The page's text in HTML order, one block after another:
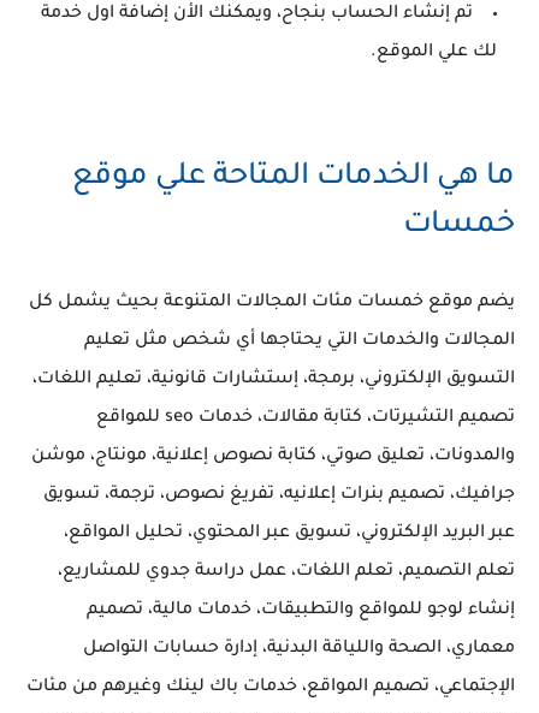
تم إنشاء الحساب بنجاح، ويمكنك الأن إضافة اول خدمة
لك علي الموقع.
ما هي الخدمات المتاحة علي موقع
خمسات
يضم موقع خمسات مئات المجالات المتنوعة بحيث يشمل كل
المجالات والخدمات التي يحتاجها أي شخص مثل تعليم
التسويق الإلكتروني، برمجة، إستشارات قانونية، تعليم اللغات،
تصميم التشيرتات، كتابة مقالات، خدمات seo للمواقع
والمدونات، تعليق صوتي، كتابة نصوص إعلانية، مونتاج، موشن
جرافيك، تصميم بنرات إعلانيه، تفريغ نصوص، ترجمة، تسويق
عبر البريد الإلكتروني، تسويق عبر المحتوي، تحليل المواقع،
تعلم التصميم، تعلم اللغات، عمل دراسة جدوي للمشاريع،
إنشاء لوجو للمواقع والتطبيقات، خدمات مالية، تصميم
معماري، الصحة واللياقة البدنية، إدارة حسابات التواصل
الإجتماعي، تصميم المواقع، خدمات باك لينك وغيرهم من مئات